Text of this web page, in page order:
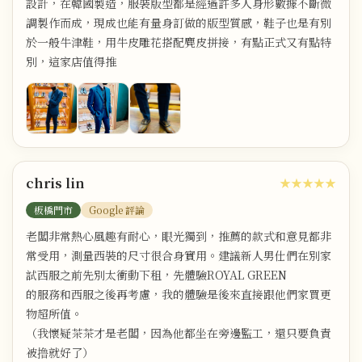
設計，在韓國製造，服裝版型都是經過許多人身形數據不斷微
調製作而成，現成也能有量身訂做的版型質感，鞋子也是有別
於一般牛津鞋，用牛皮雕花搭配麂皮拼接，有點正式又有點特
別，這家店值得推
chris lin
板橋門市 Google 評論
★★★★★
老闆非常熱心風趣有耐心，眼光獨到，推薦的款式和意見都非
常受用，測量西裝的尺寸很合身實用。建議新人男仕們在別家
試西服之前先別太衝動下租，先體驗ROYAL GREEN
的服務和西服之後再考慮，我的體驗是後來直接跟他們家買更
物超所值。
（我懷疑茶茶才是老闆，因為他都坐在旁邊監工，還只要負責
被撸就好了）